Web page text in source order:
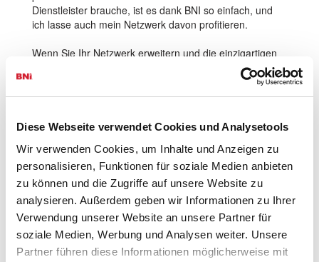
Diese Webseite verwendet Cookies und Analysetools
Wir verwenden Cookies, um Inhalte und Anzeigen zu
personalisieren, Funktionen für soziale Medien anbieten
zu können und die Zugriffe auf unsere Website zu
analysieren. Außerdem geben wir Informationen zu Ihrer
Verwendung unserer Website an unsere Partner für
soziale Medien, Werbung und Analysen weiter. Unsere
Partner führen diese Informationen möglicherweise mit
Dienstleister brauche, ist es dank BNI so einfach, und
ich lasse auch mein Netzwerk davon profitieren.
Wenn Sie Ihr Netzwerk erweitern und die einzigartigen
Vorteile von BNI nutzen möchten, empfehle ich Ihnen,
ein Chapter in Ihrer Nähe zu besuchen und die Kraft
dieses Netzwerks selbst zu entdecken.
Über Emmanuelle Ossola
Ich schule und begleite Menschen, die schüchtern oder
verkaufsunwillig sind. Ich helfe ihnen, ihre Kundenbasis
auf einfache und kostengünstige Weise zu erweitern,
ohne aufdringlich zu wirken. Mit meinen 29 Jahren
Erfahrung im Verkauf und
Kundenbeziehungsmanagement teile ich meine